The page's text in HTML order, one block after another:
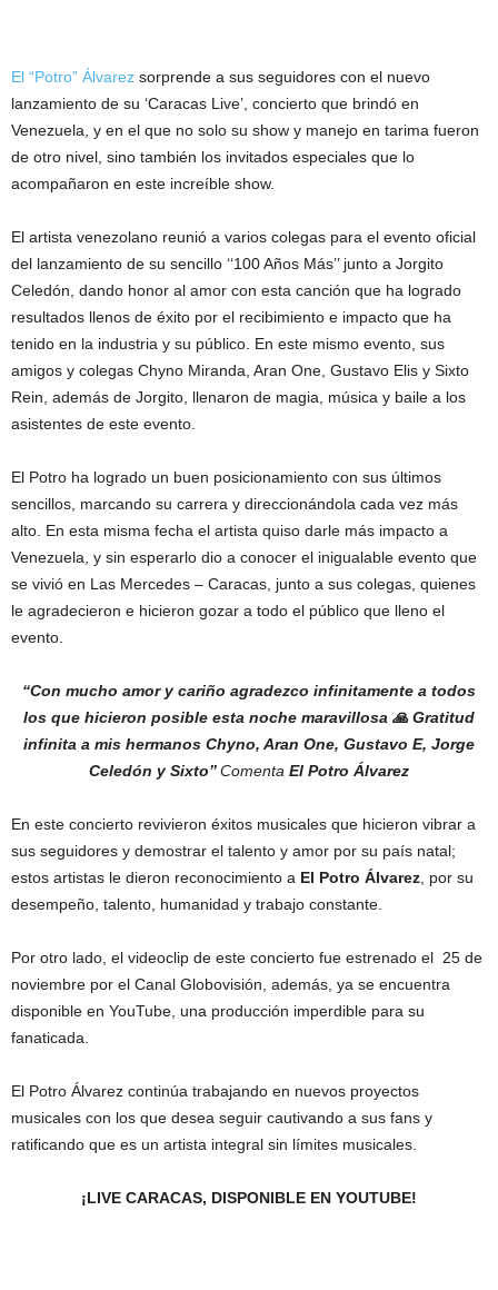
El “Potro” Álvarez sorprende a sus seguidores con el nuevo
lanzamiento de su ‘Caracas Live’, concierto que brindó en
Venezuela, y en el que no solo su show y manejo en tarima fueron
de otro nivel, sino también los invitados especiales que lo
acompañaron en este increíble show.
El artista venezolano reunió a varios colegas para el evento oficial
del lanzamiento de su sencillo ‘‘100 Años Más’’ junto a Jorgito
Celedón, dando honor al amor con esta canción que ha logrado
resultados llenos de éxito por el recibimiento e impacto que ha
tenido en la industria y su público. En este mismo evento, sus
amigos y colegas Chyno Miranda, Aran One, Gustavo Elis y Sixto
Rein, además de Jorgito, llenaron de magia, música y baile a los
asistentes de este evento.
El Potro ha logrado un buen posicionamiento con sus últimos
sencillos, marcando su carrera y direccionándola cada vez más
alto. En esta misma fecha el artista quiso darle más impacto a
Venezuela, y sin esperarlo dio a conocer el inigualable evento que
se vivió en Las Mercedes – Caracas, junto a sus colegas, quienes
le agradecieron e hicieron gozar a todo el público que lleno el
evento.
‘‘Con mucho amor y cariño agradezco infinitamente a todos
los que hicieron posible esta noche maravillosa 🙏 Gratitud
infinita a mis hermanos Chyno, Aran One, Gustavo E, Jorge
Celedón y Sixto’’Comenta El Potro Álvarez
En este concierto revivieron éxitos musicales que hicieron vibrar a
sus seguidores y demostrar el talento y amor por su país natal;
estos artistas le dieron reconocimiento a El Potro Álvarez , por su
desempeño, talento, humanidad y trabajo constante.
Por otro lado, el videoclip de este concierto fue estrenado el 25 de
noviembre por el Canal Globovisión, además, ya se encuentra
disponible en YouTube, una producción imperdible para su
fanaticada.
El Potro Álvarez continúa trabajando en nuevos proyectos
musicales con los que desea seguir cautivando a sus fans y
ratificando que es un artista integral sin límites musicales.
¡LIVE CARACAS, DISPONIBLE EN YOUTUBE!